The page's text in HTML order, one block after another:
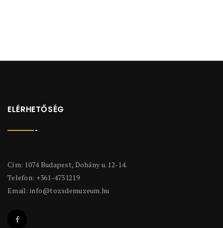
ELÉRHETŐSÉG
Cím: 1074 Budapest, Dohány u. 12-14.
Telefon: +361-4731219
Email: info@tozsdemuzeum.hu